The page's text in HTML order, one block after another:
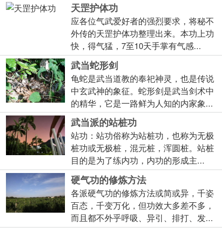
天罡护体功
应各位气武爱好者的强烈要求，将秘不
外传的天罡护体功整理出来。本功上功
快，得气猛，7至10天手掌有气感...
武当蛇形剑
龟蛇是武当道教的奉祀神灵，也是传说
中玄武神的象征。蛇形剑是武当剑术中
的精华，它是一路鲜为人知的内家象...
武当派的站桩功
站功：站功俗称为站桩功，也称为无极
桩功或无极桩，混元桩，浑圆桩。站桩
目的是为了练内功，内功的形成主...
硬气功的修炼方法
各派硬气功的修炼方法或简或异，千姿
百态，千变万化，但功效大多差不多，
而且都不外乎呼吸、异引、排打、发...